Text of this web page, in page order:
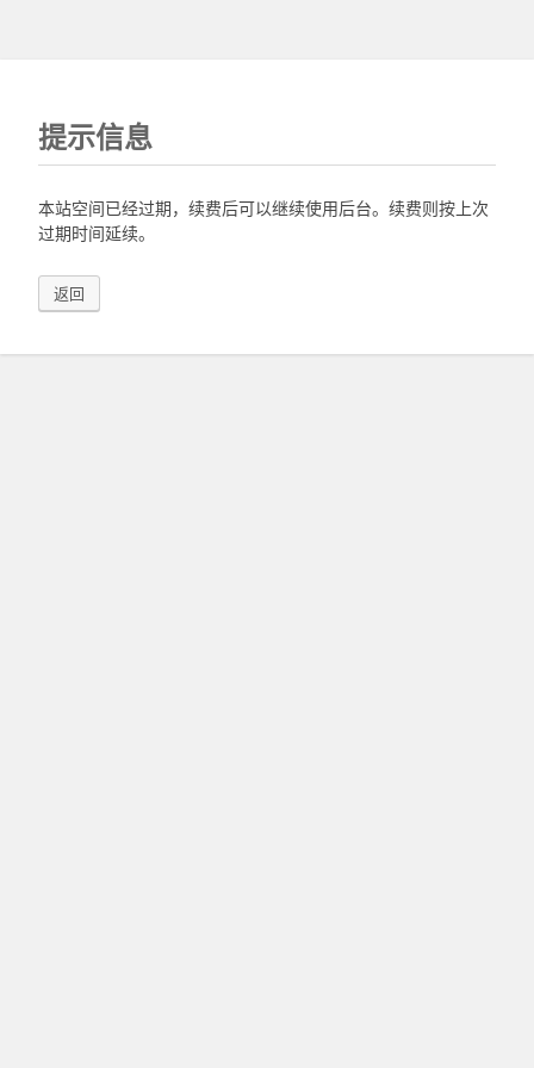
提示信息
本站空间已经过期，续费后可以继续使用后台。续费则按上次
过期时间延续。
返回